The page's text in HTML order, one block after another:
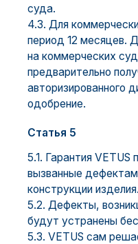
суда.
4.3. Для
период 12 месяцев.
на коммерческих
предварительно
авторизированного
одобрение.
Статья 5
5.1. Гарантия VETUS
вызванные
конструкции изделия.
5.2. Дефекты,
будут устранены
5.3. VETUS сам